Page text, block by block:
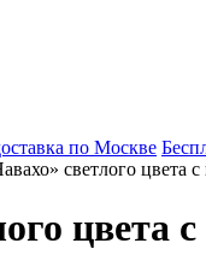
по Москве
светлого цвета
цвета